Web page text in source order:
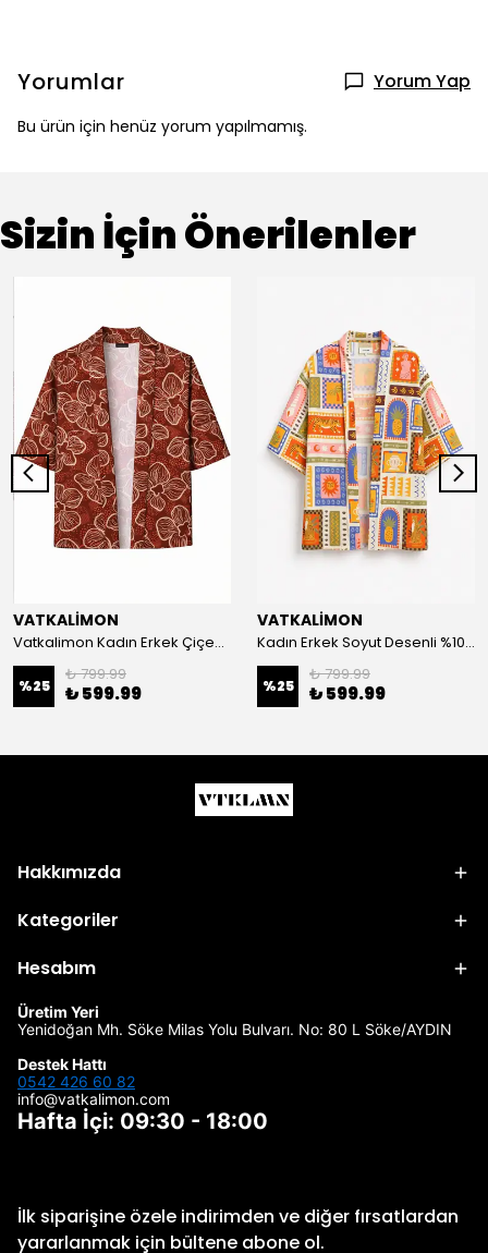
Yorumlar Yorum Yap
Bu ürün için henüz yorum yapılmamış.
Sizin İçin Önerilenler
VATKALİMON
Vatkalimon Kadın Erkek Çiçek Desenli %100 Pamuk Viskon Kimono
%25
₺ 799.99
₺ 599.99
VATKALİMON
Kadın Erkek Soyut Desenli %100 Pamuk Viskon Kimono
%25
₺ 799.99
₺ 599.99
Hakkımızda
Kategoriler
Hesabım
Üretim Yeri
Yenidoğan Mh. Söke Milas Yolu Bulvarı. No: 80 L Söke/AYDIN
Destek Hattı
0542 426 60 82
info@vatkalimon.com
Hafta İçi: 09:30 - 18:00
İlk siparişine özele indirimden ve diğer fırsatlardan
yararlanmak için bültene abone ol.